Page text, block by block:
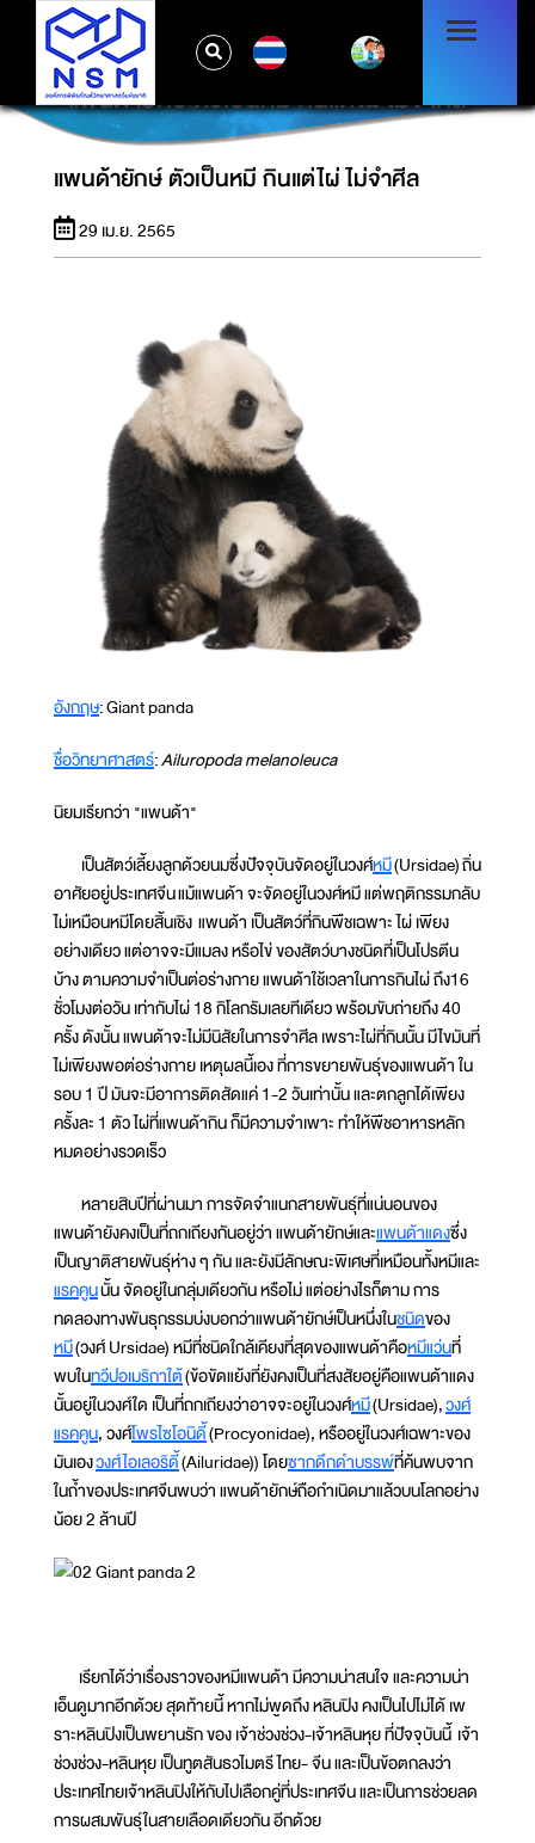
แพนด้ายักษ์ ตัวเป็นหมี กินแต่ไผ่ ไม่จำศีล
แพนด้ายักษ์ ตัวเป็นหมี กินแต่ไผ่ ไม่จำศีล
29 เม.ย. 2565
อังกฤษ: Giant panda
ชื่อวิทยาศาสตร์:Ailuropoda melanoleuca
นิยมเรียกว่า "แพนด้า"
เป็นสัตว์เลี้ยงลูกด้วยนมซึ่งปัจจุบันจัดอยู่ในวงศ์หมี(Ursidae) ถิ่น
อาศัยอยู่ประเทศจีน แม้แพนด้า จะจัดอยู่ในวงศ์หมี แต่พฤติกรรมกลับ
ไม่เหมือนหมีโดยสิ้นเชิง แพนด้า เป็นสัตว์ที่กินพืชเฉพาะ ไผ่ เพียง
อย่างเดียว แต่อาจจะมีแมลง หรือไข่ ของสัตว์บางชนิดที่เป็นโปรตีน
บ้าง ตามความจำเป็นต่อร่างกาย แพนด้าใช้เวลาในการกินไผ่ ถึง16
ชั่วโมงต่อวัน เท่ากับไผ่ 18 กิโลกรัมเลยทีเดียว พร้อมขับถ่ายถึง 40
ครั้ง ดังนั้น แพนด้าจะไม่มีนิสัยในการจำศีล เพราะไผ่ที่กินนั้น มีไขมันที่
ไม่เพียงพอต่อร่างกาย เหตุผลนี้เอง ที่การขยายพันธุ์ของแพนด้า ใน
รอบ 1 ปี มันจะมีอาการติดสัดแค่ 1-2 วันเท่านั้น และตกลูกได้เพียง
ครั้งละ 1 ตัว ไผ่ที่แพนด้ากิน ก็มีความจำเพาะ ทำให้พืชอาหารหลัก
หมดอย่างรวดเร็ว
หลายสิบปีที่ผ่านมา การจัดจำแนกสายพันธุ์ที่แน่นอนของ
แพนด้ายังคงเป็นที่ถกเถียงกันอยู่ว่า แพนด้ายักษ์และแพนด้าแดงซึ่ง
เป็นญาติสายพันธุ์ห่าง ๆ กัน และยังมีลักษณะพิเศษที่เหมือนทั้งหมีและ
แรคคูนนั้น จัดอยู่ในกลุ่มเดียวกัน หรือไม่ แต่อย่างไรก็ตาม การ
ทดลองทางพันธุกรรมบ่งบอกว่าแพนด้ายักษ์เป็นหนึ่งในชนิดของ
หมี(วงศ์ Ursidae) หมีที่ชนิดใกล้เคียงที่สุดของแพนด้าคือหมีแว่นที่
พบในทวีปอเมริกาใต้(ข้อขัดแย้งที่ยังคงเป็นที่สงสัยอยู่คือแพนด้าแดง
นั้นอยู่ในวงศ์ใด เป็นที่ถกเถียงว่าอาจจะอยู่ในวงศ์หมี(Ursidae),วงศ์
แรคคูน, วงศ์โพรไซโอนิดี้(Procyonidae), หรืออยู่ในวงศ์เฉพาะของ
มันเองวงศ์ไอเลอริดี้(Ailuridae)) โดยซากดึกดำบรรพ์ที่ค้นพบจาก
ในถ้ำของประเทศจีนพบว่า แพนด้ายักษ์ถือกำเนิดมาแล้วบนโลกอย่าง
น้อย 2 ล้านปี
เรียกได้ว่าเรื่องราวของหมีแพนด้า มีความน่าสนใจ และความน่า
เอ็นดูมากอีกด้วย สุดท้ายนี้ หากไม่พูดถึง หลินปิง คงเป็นไปไม่ได้ เพ
ราะหลินปิงเป็นพยานรัก ของ เจ้าช่วงช่วง-เจ้าหลินหุย ที่ปัจจุบันนี้ เจ้า
ช่วงช่วง-หลินหุย เป็นทูตสันธวไมตรี ไทย- จีน และเป็นข้อตกลงว่า
ประเทศไทยเจ้าหลินปิงให้กับไปเลือกคู่ที่ประเทศจีน และเป็นการช่วยลด
การผสมพันธุ์ในสายเลือดเดียวกัน อีกด้วย